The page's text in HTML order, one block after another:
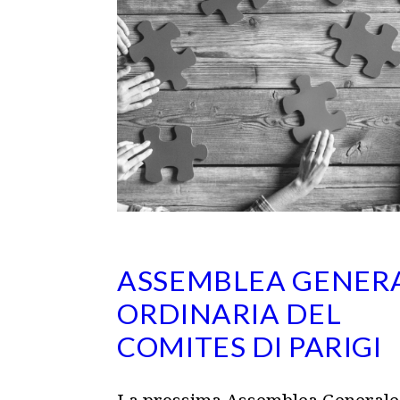
ASSEMBLEA
ORDINARIA DEL
COMITES DI PARIGI